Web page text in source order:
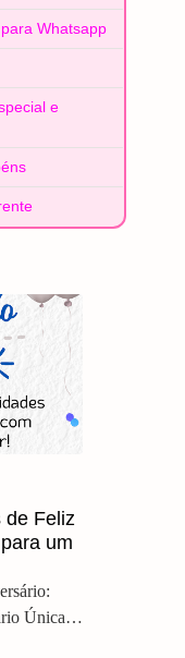
Whatsapp
e
de Feliz
um
Únicas